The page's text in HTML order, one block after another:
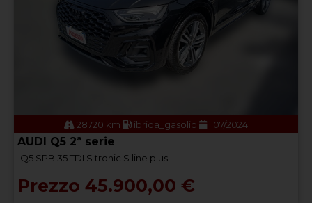
28720 km ibrida_gasolio 07/2024
AUDI Q5 2ª serie
Q5 SPB 35 TDI S tronic S line plus
Prezzo 45.900,00 €